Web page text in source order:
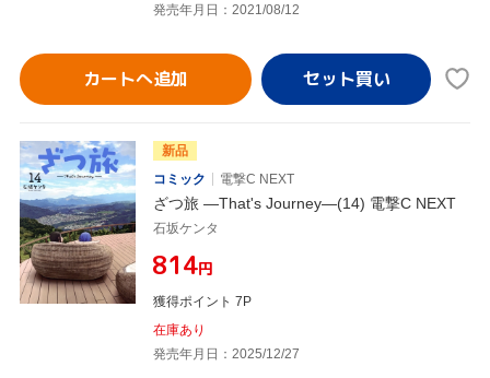
発売年月日：2021/08/12
カートへ追加
新品
コミック
電撃C NEXT
ざつ旅 ―That's Journey―(14) 電撃C NEXT
石坂ケンタ
¥814円
獲得ポイント 7P
在庫あり
発売年月日：2025/12/27